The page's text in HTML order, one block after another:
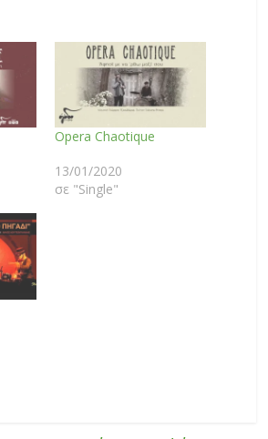
Opera Chaotique
13/01/2020
σε "Single"